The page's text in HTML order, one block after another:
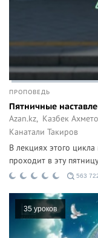
ПРОПОВЕДЬ
Пятничные
Azan.kz, Казбек
Канатали Такиров
В лекциях этого
проходит в эту
563
35 уроков